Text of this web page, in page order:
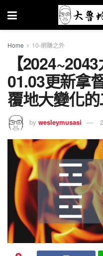
Home 10-網賺之外
【
01.03更新拿
覆地大變化的
by wesleymusasi